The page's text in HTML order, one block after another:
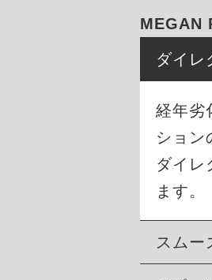
MEGAN
ダイレ
経年劣
ション
ダイレ
ます。
スムー